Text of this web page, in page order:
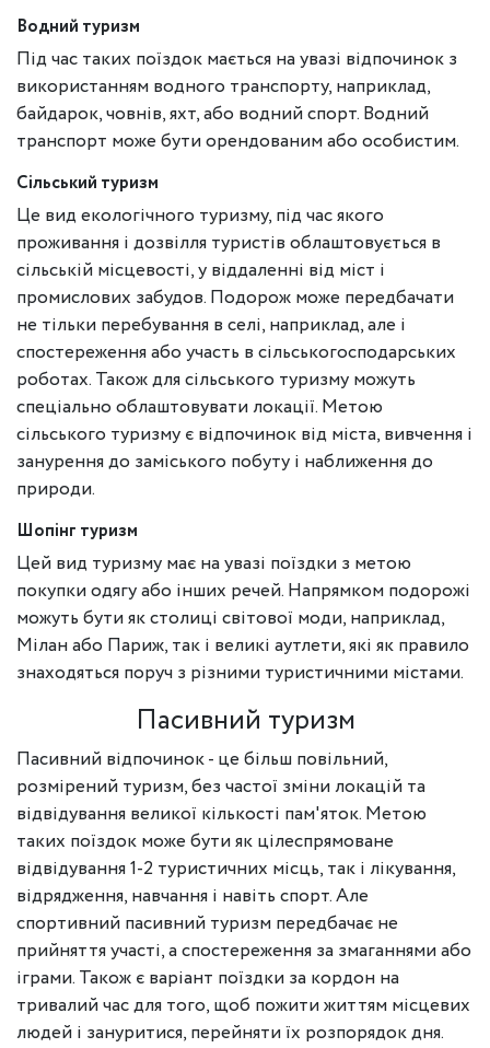
Водний туризм
Під час таких поїздок мається на увазі відпочинок з
використанням водного транспорту, наприклад,
байдарок, човнів, яхт, або водний спорт. Водний
транспорт може бути орендованим або особистим.
Сільський туризм
Це вид екологічного туризму, під час якого
проживання і дозвілля туристів облаштовується в
сільській місцевості, у віддаленні від міст і
промислових забудов. Подорож може передбачати
не тільки перебування в селі, наприклад, але і
спостереження або участь в сільськогосподарських
роботах. Також для сільського туризму можуть
спеціально облаштовувати локації. Метою
сільського туризму є відпочинок від міста, вивчення і
занурення до заміського побуту і наближення до
природи.
Шопінг туризм
Цей вид туризму має на увазі поїздки з метою
покупки одягу або інших речей. Напрямком подорожі
можуть бути як столиці світової моди, наприклад,
Мілан або Париж, так і великі аутлети, які як правило
знаходяться поруч з різними туристичними містами.
Пасивний туризм
Пасивний відпочинок - це більш повільний,
розмірений туризм, без частої зміни локацій та
відвідування великої кількості пам'яток. Метою
таких поїздок може бути як цілеспрямоване
відвідування 1-2 туристичних місць, так і лікування,
відрядження, навчання і навіть спорт. Але
спортивний пасивний туризм передбачає не
прийняття участі, а спостереження за змаганнями або
іграми. Також є варіант поїздки за кордон на
тривалий час для того, щоб пожити життям місцевих
людей і зануритися, перейняти їх розпорядок дня.